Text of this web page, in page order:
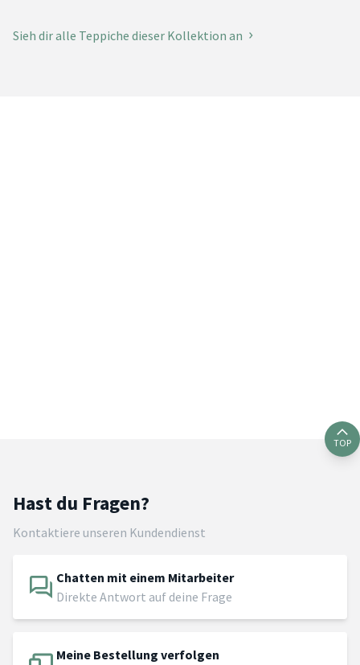
Sieh dir alle Teppiche dieser Kollektion an
TOP
Hast du Fragen?
Kontaktiere unseren Kundendienst
Chatten mit einem Mitarbeiter
Direkte Antwort auf deine Frage
Meine Bestellung verfolgen